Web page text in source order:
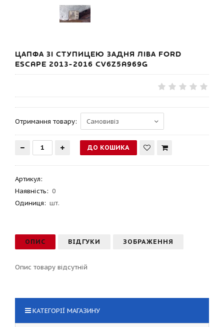
ЦАПФА ЗІ СТУПИЦЕЮ ЗАДНЯ ЛІВА FORD
ESCAPE 2013-2016 CV6Z5A969G
Отримання товару:
Артикул:
Наявність: 0
Одиниця: шт.
ОПИС ВІДГУКИ ЗОБРАЖЕННЯ
Опис товару відсутній
КАТЕГОРІЇ МАГАЗИНУ